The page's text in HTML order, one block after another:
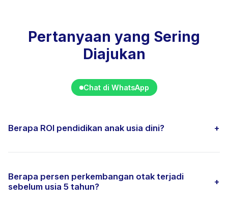
Pertanyaan yang Sering
Diajukan
Chat di WhatsApp
Berapa ROI pendidikan anak usia dini? +
Berapa persen perkembangan otak terjadi
sebelum usia 5 tahun?
+